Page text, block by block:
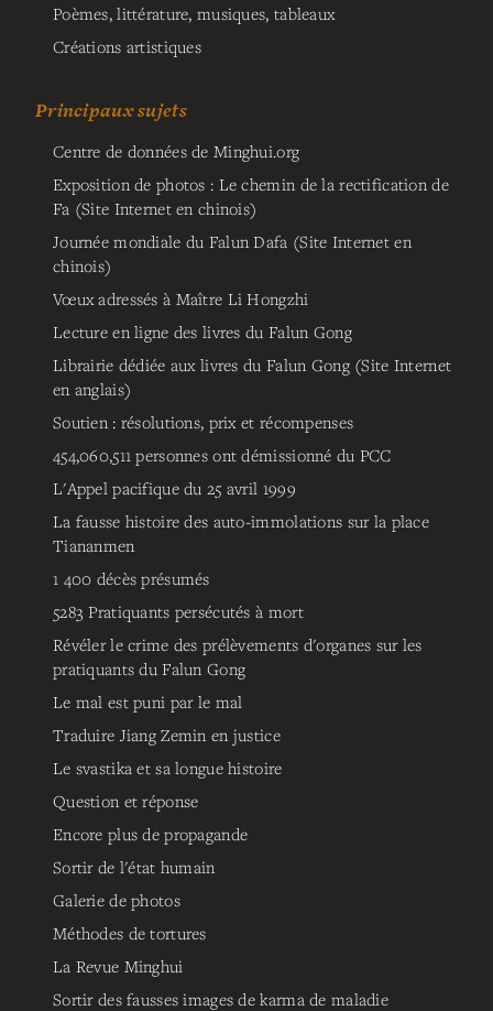
Poèmes, littérature, musiques, tableaux
Créations artistiques
Principaux sujets
Centre de données de Minghui.org
Exposition de photos : Le chemin de la rectification de
Fa (Site Internet en chinois)
Journée mondiale du Falun Dafa (Site Internet en
chinois)
Vœux adressés à Maître Li Hongzhi
Lecture en ligne des livres du Falun Gong
Librairie dédiée aux livres du Falun Gong (Site Internet
en anglais)
Soutien : résolutions, prix et récompenses
454,060,511 personnes ont démissionné du PCC
L'Appel pacifique du 25 avril 1999
La fausse histoire des auto-immolations sur la place
Tiananmen
1 400 décès présumés
5283 Pratiquants persécutés à mort
Révéler le crime des prélèvements d'organes sur les
pratiquants du Falun Gong
Le mal est puni par le mal
Traduire Jiang Zemin en justice
Le svastika et sa longue histoire
Question et réponse
Encore plus de propagande
Sortir de l'état humain
Galerie de photos
Méthodes de tortures
La Revue Minghui
Sortir des fausses images de karma de maladie